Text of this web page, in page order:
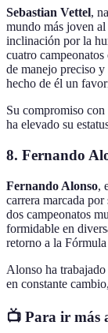
Sebastian Vettel,
mundo más joven
inclinación por la
cuatro
de manejo preciso
hecho de él un
Su compromiso
ha elevado su
8. Fernando
Fernando Alonso,
carrera marcada
dos campeonatos
formidable en
retorno a la
Alonso ha
en constante
📺 Para ir más